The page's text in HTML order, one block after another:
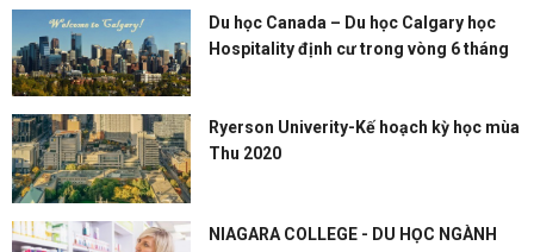
Du học Canada – Du học Calgary học
Hospitality định cư trong vòng 6 tháng
Ryerson Univerity-Kế hoạch kỳ học mùa
Thu 2020
NIAGARA COLLEGE - DU HỌC NGÀNH